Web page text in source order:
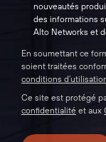
nouveautés
des informations
Alto Networks et
En soumettant ce
soient traitées
conditions
Ce site est protégé
confidentialité et aux